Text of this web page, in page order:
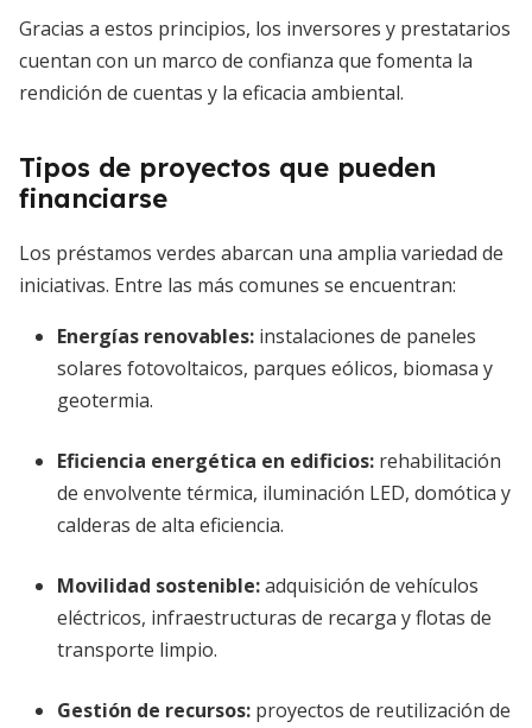
Gracias a estos principios, los inversores y prestatarios
cuentan con un marco de confianza que fomenta la
rendición de cuentas y la eficacia ambiental.
Tipos de proyectos que pueden
financiarse
Los préstamos verdes abarcan una amplia variedad de
iniciativas. Entre las más comunes se encuentran:
Energías renovables: instalaciones de paneles
solares fotovoltaicos, parques eólicos, biomasa y
geotermia.
Eficiencia energética en edificios: rehabilitación
de envolvente térmica, iluminación LED, domótica y
calderas de alta eficiencia.
Movilidad sostenible:adquisición de vehículos
eléctricos, infraestructuras de recarga y flotas de
transporte limpio.
Gestión de recursos: proyectos de reutilización de